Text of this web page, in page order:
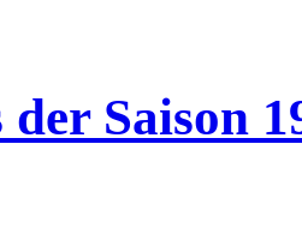
Saison